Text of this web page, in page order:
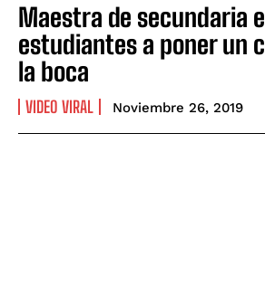
Maestra de secundaria
estudiantes a poner un
la boca
VIDEO VIRAL Noviembre 26, 2019